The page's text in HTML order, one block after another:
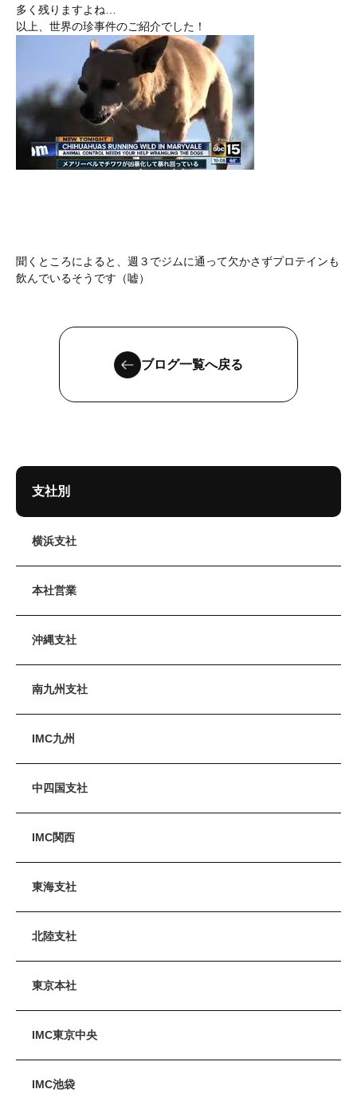
多く残りますよね…
以上、世界の珍事件のご紹介でした！
聞くところによると、週３でジムに通って欠かさずプロテインも
飲んでいるそうです（嘘）
ブログ一覧へ戻る
支社別
横浜支社
本社営業
沖縄支社
南九州支社
IMC九州
中四国支社
IMC関西
東海支社
北陸支社
東京本社
IMC東京中央
IMC池袋